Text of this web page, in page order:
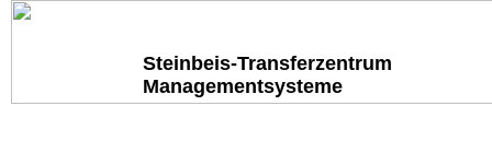
Steinbeis-Transferzentrum
Managementsysteme